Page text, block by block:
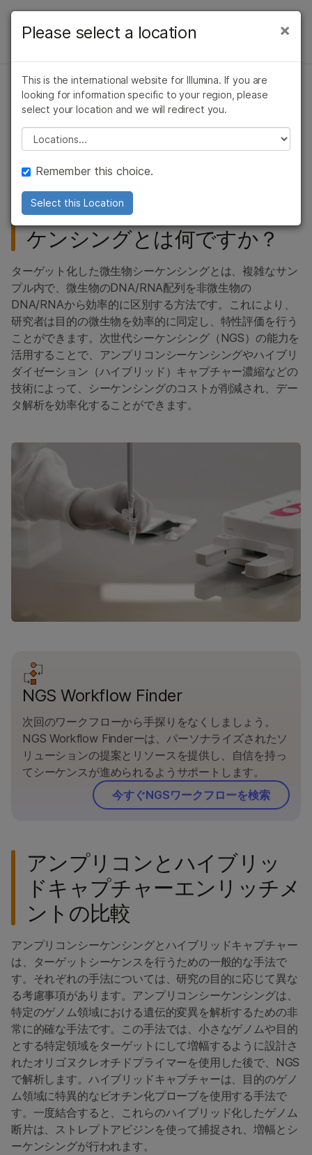
ラーニング
サポート
お気に入りの分野を選択
概要
微生物シーケンス法
マイクロバイオーム解析
感染症のためのNGS
公衆衛生サーベイランス
環境メタゲノム
宿主遺伝学と免疫応答
宿主-病原体相互作用
微生物シーケンス法
マイクロバイオーム解析
感染症のためのNGS
環境メタゲノム
宿主-病原体相互作用
重要な微生物ターゲットを効
率的にシーケンシング
ターゲットNGSを使用してコストを削減し、解析を高速化
ターゲット化した微生物シー
ケンシングとは何ですか？
ターゲット化した微生物シーケンシングとは、複雑なサン
プル内で、微生物のDNA/RNA配列を非微生物の
DNA/RNAから効率的に区別する方法です。これにより、
研究者は目的の微生物を効率的に同定し、特性評価を行う
ことができます。次世代シーケンシング（NGS）の能力を
活用することで、アンプリコンシーケンシングやハイブリ
ダイゼーション（ハイブリッド）キャプチャー濃縮などの
技術によって、シーケンシングのコストが削減され、デー
タ解析を効率化することができます。
NGS Workflow Finder
次回のワークフローから手探りをなくしましょう。
NGS Workflow Finderーは、パーソナライズされたソ
リューションの提案とリソースを提供し、自信を持っ
てシーケンスが進められるようサポートします。
今すぐNGSワークフローを検索
アンプリコンとハイブリッ
ドキャプチャーエンリッチメ
ントの比較
アンプリコンシーケンシングとハイブリッドキャプチャー
は、ターゲットシーケンスを行うための一般的な手法で
す。それぞれの手法については、研究の目的に応じて異な
る考慮事項があります。アンプリコンシーケンシングは、
特定のゲノム領域における遺伝的変異を解析するための非
常に的確な手法です。この手法では、小さなゲノムや目的
とする特定領域をターゲットにして増幅するように設計さ
れたオリゴヌクレオチドプライマーを使用した後で、NGS
で解析します。ハイブリッドキャプチャーは、目的のゲノ
ム領域に特異的なビオチン化プローブを使用する手法で
す。一度結合すると、これらのハイブリッド化したゲノム
断片は、ストレプトアビジンを使って捕捉され、増幅とシ
ーケンシングが行われます。
×
Please select a location
This is the international website for Illumina. If you are
looking for information specific to your region, please
select your location and we will redirect you.
Please select a location
Remember this choice.
Select this Location
高いコンテンツへのリンクが表示されます:
×
がん研究
微生物研究
農学研究
複雑な疾患
臨床オンコロジー
生殖医学
遺伝性および希少疾